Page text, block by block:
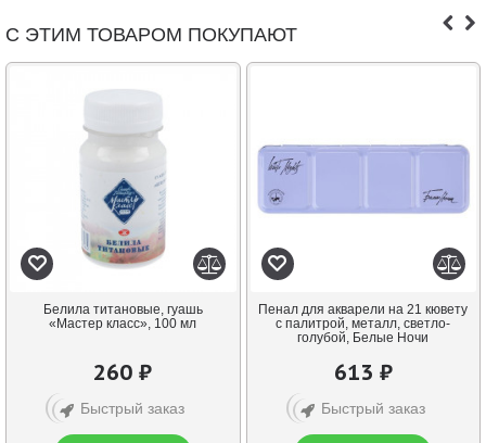
С ЭТИМ ТОВАРОМ ПОКУПАЮТ
Белила титановые, гуашь
«Мастер класс», 100 мл
260 ₽
Быстрый заказ
Пенал для акварели на 21 кювету
с палитрой, металл, светло-
голубой, Белые Ночи
613 ₽
Быстрый заказ